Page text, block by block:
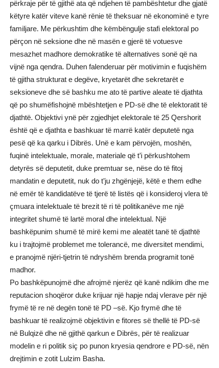
përkraje për të gjithë ata që ndjehen të pambështetur dhe gjatë
këtyre katër viteve kanë rënie të theksuar në ekonominë e tyre
familjare. Me përkushtim dhe këmbëngulje stafi elektoral po
përçon në seksione dhe në masën e gjerë të votuesve
mesazhet madhore demokratike të alternatives sonë që na
vijnë nga qendra. Duhen falenderuar për motivimin e fuqishëm
të gjitha strukturat e degëve, kryetarët dhe sekretarët e
seksioneve dhe së bashku me ato të partive aleate të djathta
që po shumëfishojnë mbështetjen e PD-së dhe të elektoratit të
djathtë. Objektivi ynë për zgjedhjet elektorale të 25 Qershorit
është që e djathta e bashkuar të marrë katër deputetë nga
pesë që ka qarku i Dibrës. Unë e kam përvojën, moshën,
fuqinë intelektuale, morale, materiale që t’i përkushtohem
detyrës së deputetit, duke premtuar se, nëse do të fitoj
mandatin e deputetit, nuk do t’ju zhgënjejë, këtë e them edhe
në emër të kandidatëve të tjerë të listës që i konsideroj vlera të
çmuara intelektuale të brezit të ri të politikanëve me një
integritet shumë të lartë moral dhe intelektual. Një
bashkëpunim shumë të mirë kemi me aleatët tanë të djathtë
ku i trajtojmë problemet me tolerancë, me diversitet mendimi,
e pranojmë njëri-tjetrin të ndryshëm brenda programit tonë
madhor.
Po bashkëpunojmë dhe afrojmë njerëz që kanë ndikim dhe me
reputacion shoqëror duke krijuar një hapje ndaj vlerave për një
frymë të re në degën tonë të PD –së. Kjo frymë dhe të
bashkuar të realizojmë objektivin e fitores së thellë të PD-së
në Bulqizë dhe në gjithë qarkun e Dibrës, për të realizuar
modelin e ri politik siç po punon kryesia qendrore e PD-së, nën
drejtimin e zotit Lulzim Basha.